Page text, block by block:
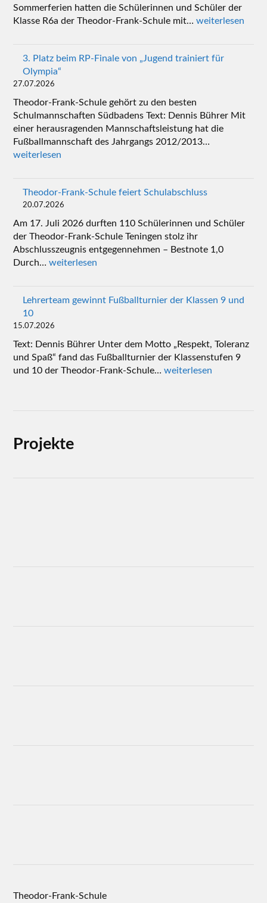
Sommerferien hatten die Schülerinnen und Schüler der
Klasse R6a der Theodor-Frank-Schule mit…weiterlesen
3. Platz beim RP-Finale von „Jugend trainiert für
Olympia“
27.07.2026
Theodor-Frank-Schule gehört zu den besten
Schulmannschaften Südbadens Text: Dennis Bührer Mit
einer herausragenden Mannschaftsleistung hat die
Fußballmannschaft des Jahrgangs 2012/2013…
weiterlesen
Theodor-Frank-Schule feiert Schulabschluss
20.07.2026
Am 17. Juli 2026 durften 110 Schülerinnen und Schüler
der Theodor-Frank-Schule Teningen stolz ihr
Abschlusszeugnis entgegennehmen – Bestnote 1,0
Durch…weiterlesen
Lehrerteam gewinnt Fußballturnier der Klassen 9 und
10
15.07.2026
Text: Dennis Bührer Unter dem Motto „Respekt, Toleranz
und Spaß“ fand das Fußballturnier der Klassenstufen 9
und 10 der Theodor-Frank-Schule…weiterlesen
Projekte
Theodor-Frank-Schule